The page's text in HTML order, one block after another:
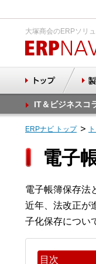
大塚商会のERPソリ
IT＆ビジネスコ
ERPナビ トップ
電子
電子帳簿保存法
近年、法改正が
子化保存につい
目次